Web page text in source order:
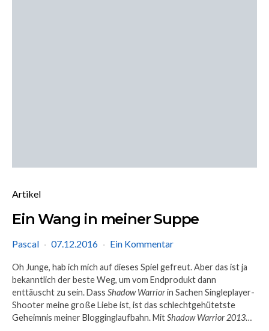
Artikel
Ein Wang in meiner Suppe
Pascal 07.12.2016 Ein Kommentar
Oh Junge, hab ich mich auf dieses Spiel gefreut. Aber das ist ja
bekanntlich der beste Weg, um vom Endprodukt dann
enttäuscht zu sein. Dass Shadow Warriorin Sachen Singleplayer-
Shooter meine große Liebe ist, ist das schlechtgehütetste
Geheimnis meiner Blogginglaufbahn. MitShadow Warrior 2013…